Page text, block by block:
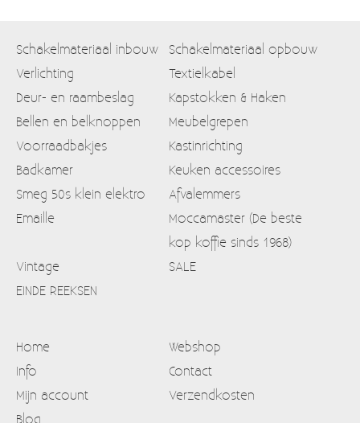
Schakelmateriaal inbouw
Schakelmateriaal opbouw
Verlichting
Textielkabel
Deur- en raambeslag
Kapstokken & Haken
Bellen en belknoppen
Meubelgrepen
Voorraadbakjes
Kastinrichting
Badkamer
Keuken accessoires
Smeg 50s klein elektro
Afvalemmers
Emaille
Moccamaster (De beste
kop koffie sinds 1968)
Vintage
SALE
EINDE REEKSEN
Home
Webshop
Info
Contact
Mijn account
Verzendkosten
Blog